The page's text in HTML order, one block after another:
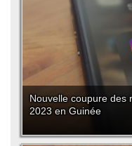
Nouvelle coupure des
2023 en Guinée